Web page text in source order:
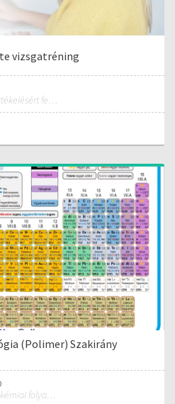
vizsgatréning
iTOLC vizsgafejlesztő, értékelésért felelős szakmai vezető
(Polimer) Szakirány
Polimer-technológia és kémiai folyamat-technológia